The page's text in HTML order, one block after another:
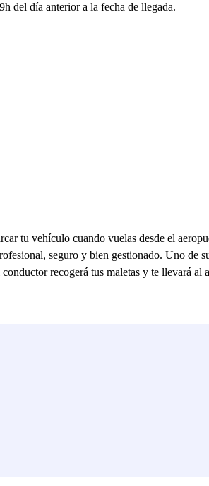
del día anterior a la fecha de llegada.
tu vehículo cuando vuelas desde el
seguro y bien gestionado. Uno de
recogerá tus maletas y te llevará